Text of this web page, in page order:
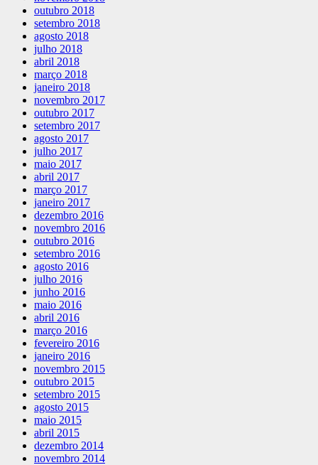
outubro 2018
setembro 2018
agosto 2018
julho 2018
abril 2018
março 2018
janeiro 2018
novembro 2017
outubro 2017
setembro 2017
agosto 2017
julho 2017
maio 2017
abril 2017
março 2017
janeiro 2017
dezembro 2016
novembro 2016
outubro 2016
setembro 2016
agosto 2016
julho 2016
junho 2016
maio 2016
abril 2016
março 2016
fevereiro 2016
janeiro 2016
novembro 2015
outubro 2015
setembro 2015
agosto 2015
maio 2015
abril 2015
dezembro 2014
novembro 2014